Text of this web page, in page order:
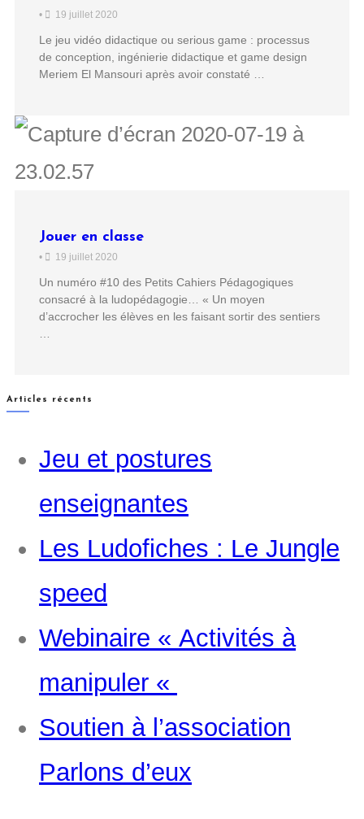
• 19 juillet 2020
Le jeu vidéo didactique ou serious game : processus
de conception, ingénierie didactique et game design
Meriem El Mansouri après avoir constaté …
Jouer en classe
• 19 juillet 2020
Un numéro #10 des Petits Cahiers Pédagogiques
consacré à la ludopédagogie… « Un moyen
d’accrocher les élèves en les faisant sortir des sentiers
Articles récents
Jeu et postures
enseignantes
Les Ludofiches : Le Jungle
speed
Webinaire « Activités à
manipuler «
Soutien à l’association
Parlons d’eux